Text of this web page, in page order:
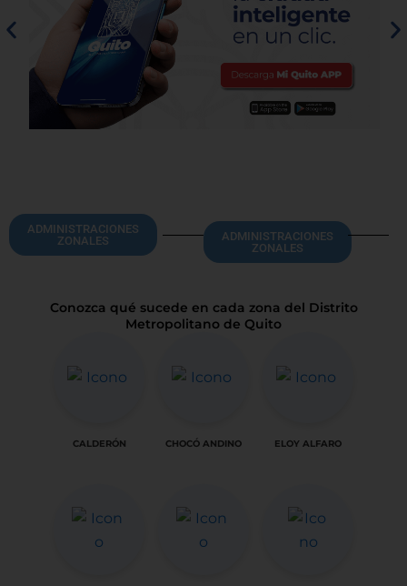
ADMINISTRACIONES
ZONALES
ADMINISTRACIONES
ZONALES
Conozca qué sucede en cada zona del Distrito
Metropolitano de Quito
CALDERÓN CHOCÓ ANDINO ELOY ALFARO